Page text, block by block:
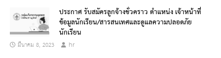
ประกาศ รับสมัครลูกจ้างชั่วคราว ตำแหน่ง เจ้าหน้าที่
ข้อมูลนักเรียน/สารสนเทศและดูแลความปลอดภัย
นักเรียน
มีนาคม 8, 2023 hr